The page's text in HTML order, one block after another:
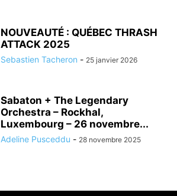
NOUVEAUTÉ : QUÉBEC THRASH
ATTACK 2025
Sebastien Tacheron - 25 janvier 2026
Sabaton + The Legendary
Orchestra – Rockhal,
Luxembourg – 26 novembre...
Adeline Pusceddu - 28 novembre 2025